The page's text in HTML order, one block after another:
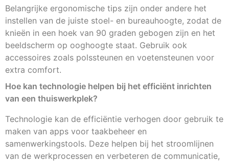
Belangrijke ergonomische tips zijn onder andere het
instellen van de juiste stoel- en bureauhoogte, zodat de
knieën in een hoek van 90 graden gebogen zijn en het
beeldscherm op ooghoogte staat. Gebruik ook
accessoires zoals polssteunen en voetensteunen voor
extra comfort.
Hoe kan technologie helpen bij het efficiënt inrichten
van een thuiswerkplek?
Technologie kan de efficiëntie verhogen door gebruik te
maken van apps voor taakbeheer en
samenwerkingstools. Deze helpen bij het stroomlijnen
van de werkprocessen en verbeteren de communicatie,